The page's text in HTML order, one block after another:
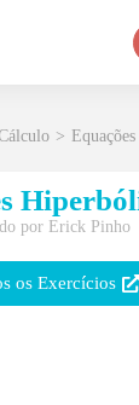
>
por Erick Pinho
os Exercícios